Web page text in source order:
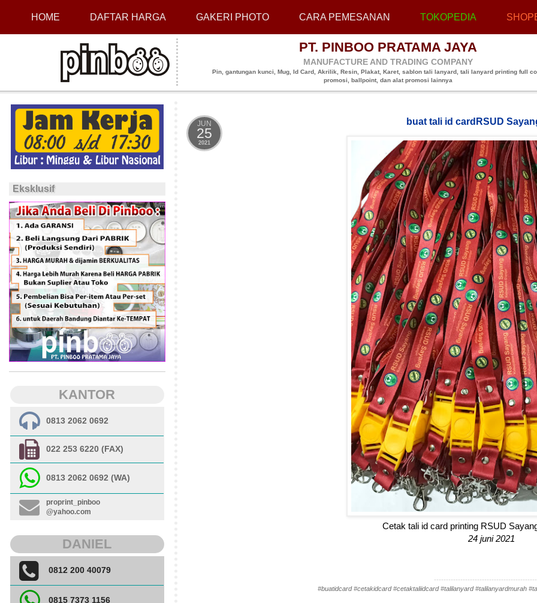
HOME DAFTAR HARGA GAKERI PHOTO CARA PEMESANAN TOKOPEDIA
PT. PINBOO PRATAMA JAYA
MANUFACTURE AND TRADING COMPANY
Pin, gantungan kunci, Mug, Id Card, Akrilik, Resin, Plakat, Karet, sablon tali lanyard, tali lanyard printing full
promosi, ballpoint, dan alat promosi lainnya
Eksklusif
KANTOR
0813 2062 0692
022 253 6220 (FAX)
0813 2062 0692 (WA)
proprint_pinboo
@yahoo.com
DANIEL
0812 200 40079
0815 7373 1156
JUN
25
2021
buat tali id cardRSUD
Cetak tali id card printing RSUD
24 juni 2021
#buatidcard #cetakidcard #cetaktaliidcard #talilanyard #talilanyardmurah